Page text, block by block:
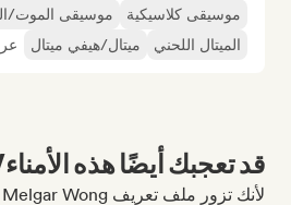
موسيقى كلاسيكية موسيقى الموت/
الميتال اللحني
ميتال/هيفي ميتال
قد تعجبك أيضًا هذه
لأنك تزور ملف تعريف Francisco Melgar Wong